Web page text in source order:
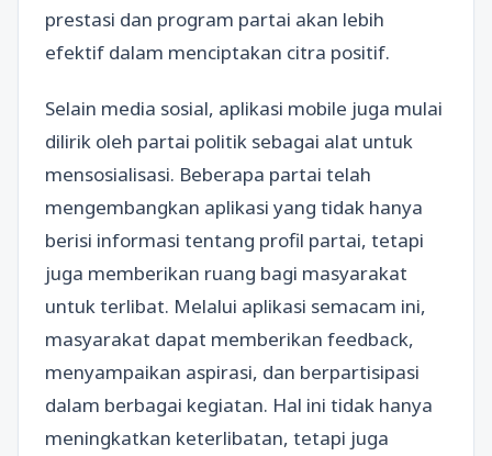
prestasi dan program partai akan lebih
efektif dalam menciptakan citra positif.
Selain media sosial, aplikasi mobile juga mulai
dilirik oleh partai politik sebagai alat untuk
mensosialisasi. Beberapa partai telah
mengembangkan aplikasi yang tidak hanya
berisi informasi tentang profil partai, tetapi
juga memberikan ruang bagi masyarakat
untuk terlibat. Melalui aplikasi semacam ini,
masyarakat dapat memberikan feedback,
menyampaikan aspirasi, dan berpartisipasi
dalam berbagai kegiatan. Hal ini tidak hanya
meningkatkan keterlibatan, tetapi juga